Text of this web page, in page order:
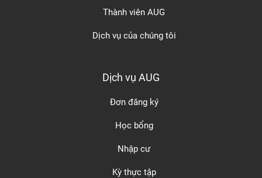
Thành viên AUG
Dịch vụ của chúng tôi
Dịch vụ AUG
Đơn đăng ký
Học bổng
Nhập cư
Kỳ thực tập